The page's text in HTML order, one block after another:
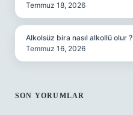
Temmuz 18, 2026
Alkolsüz bira nasıl alkollü olur ?
Temmuz 16, 2026
SON YORUMLAR